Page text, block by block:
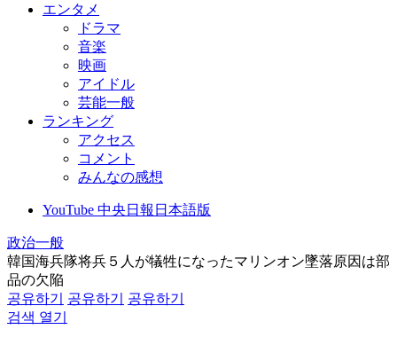
エンタメ
ドラマ
音楽
映画
アイドル
芸能一般
ランキング
アクセス
コメント
みんなの感想
YouTube 中央日報日本語版
政治一般
韓国海兵隊将兵５人が犠牲になったマリンオン墜落原因は部
品の欠陥
공유하기
공유하기
공유하기
검색 열기